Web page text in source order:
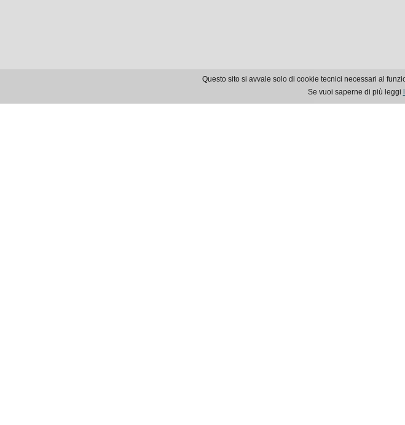
Questo sito si avvale solo di cookie tecnici necessari al
Se vuoi saperne di più leggi